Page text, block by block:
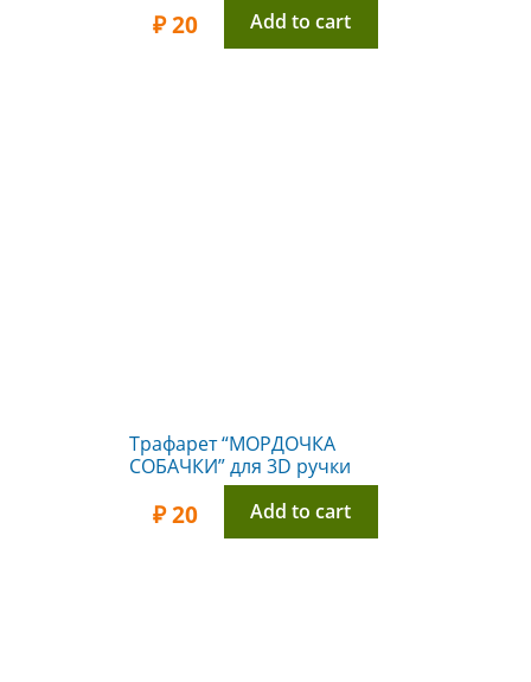
₽20 Add to cart
Трафарет “МОРДОЧКА
СОБАЧКИ” для 3D ручки
₽20 Add to cart